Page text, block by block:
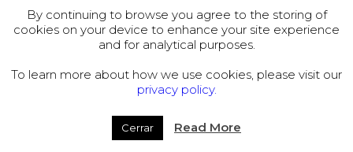
REGÍSTRATE | CO REGÍSTRATE | WY
Donor Alliance, Inc.
(303) 329-4747
Donor Alliance, Inc.
330 S Center St #418,
Privacy Policy
By continuing to browse you agree to the storing of
cookies on your device to enhance your site experience
and for analytical purposes.
To learn more about how we use cookies, please visit our
privacy policy.
Cerrar Read More